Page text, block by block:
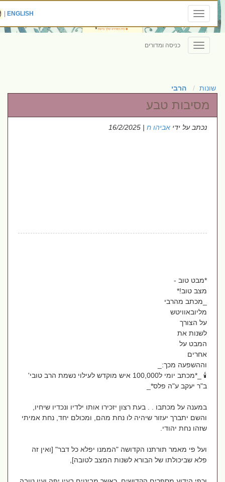
Toggle
navigation
ENGLISH
|
Toggle
navigation
כניסה ומדורים
שונות הרבי
מסיבות טבע
נכתב על ידיאביהו ח| 16/2/2025
*מבט טוב -
מצב טוב!*
_מכתב מהרבי
מליובאוויטש
על הצורך
לשנות את
המבט על
אחרים
וההשפעה מכך:_
🕯️ _*מכתב יומי ל100,000 איש מוקדש לעילוי נשמת הרב טובי'
ב"ר יעקב ע"ה פלס*_
במענה על מכתבו . . בעת רצון יזכירו אותו ילדיו ונכדיו שיחיו,
והשם יתברך יעזור שיהיה לו נחת מהם, ומכולם יחד, נחת אמיתי
שזהו נחת יהודי.
ועל פי מאמר תורתנו הקדושה "הממנו יפלא כל דבר" [ואין זה
פלא שביכולתו של הבורא לשנות המצב לטובה],